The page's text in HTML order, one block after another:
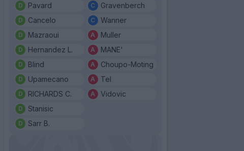
Pavard
Cancelo
Mazraoui
Hernandez L.
Blind
Upamecano
RICHARDS C.
Stanisic
Sarr B.
Gravenberch
Wanner
Muller
MANE'
Choupo-Moting
Tel
Vidovic